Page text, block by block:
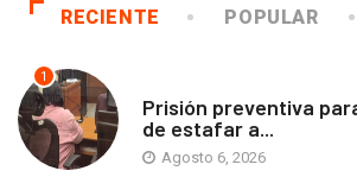
RECIENTE POPULAR
1
Prisión preventiva
de estafar a...
Agosto 6, 2026